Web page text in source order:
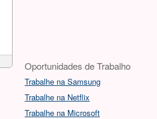
Oportunidades de Trabalho
Trabalhe na Samsung
Trabalhe na Netflix
Trabalhe na Microsoft